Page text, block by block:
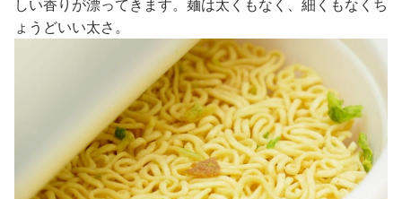
しい香りが漂ってきます。麺は太くもなく、細くもなくち
ょうどいい太さ。